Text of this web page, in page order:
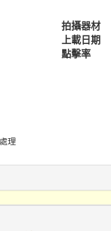
拍攝器材
上載日期
點擊率
理